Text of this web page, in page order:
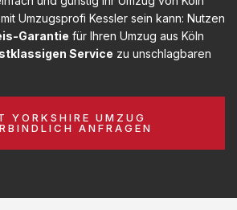
Umzugsprofi Kessler sein kann: Nutzen
Garantie für Ihren Umzug aus Köln
Service zu unschlagbaren
YORKSHIRE UMZUG
ANFRAGEN